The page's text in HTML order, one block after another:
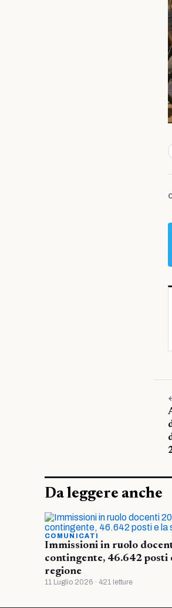
Da leggere anche
COMUNICATI
Immissioni in ruolo
contingente, 46.642 posti
regione
11 Luglio 2026 · 421 letture